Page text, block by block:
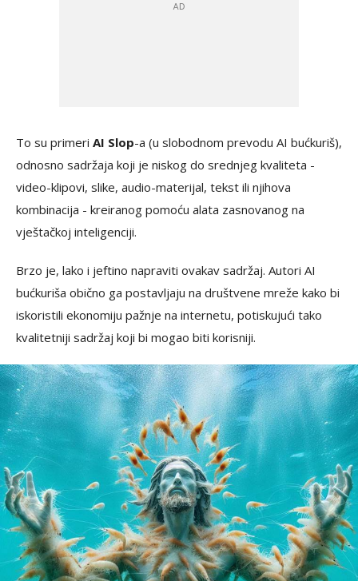
To su primeri AI Slop-a (u slobodnom prevodu AI bućkuriš),
odnosno sadržaja koji je niskog do srednjeg kvaliteta -
video-klipovi, slike, audio-materijal, tekst ili njihova
kombinacija - kreiranog pomoću alata zasnovanog na
vještačkoj inteligenciji.
Brzo je, lako i jeftino napraviti ovakav sadržaj. Autori AI
bućkuriša obično ga postavljaju na društvene mreže kako bi
iskoristili ekonomiju pažnje na internetu, potiskujući tako
kvalitetniji sadržaj koji bi mogao biti korisniji.